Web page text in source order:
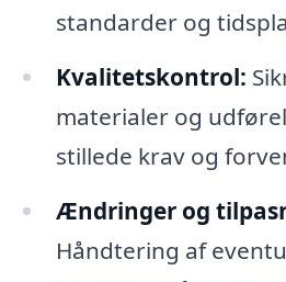
standarder og
Kvalitetskontrol:
materialer og
stillede krav og
Ændringer og
Håndtering af